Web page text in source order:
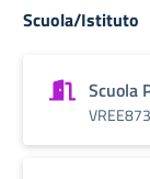
Scuola/Istituto
Scuola